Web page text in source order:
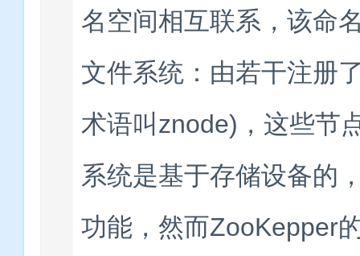
名空间相互联系，该命
文件系统：由若干注册
术语叫znode)，这些节
系统是基于存储设备的
功能，然而ZooKepper